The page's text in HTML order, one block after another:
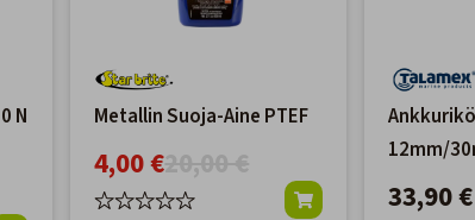
N
Metallin Suoja-Aine PTEF
4,00 €
12mm/
33,90 €